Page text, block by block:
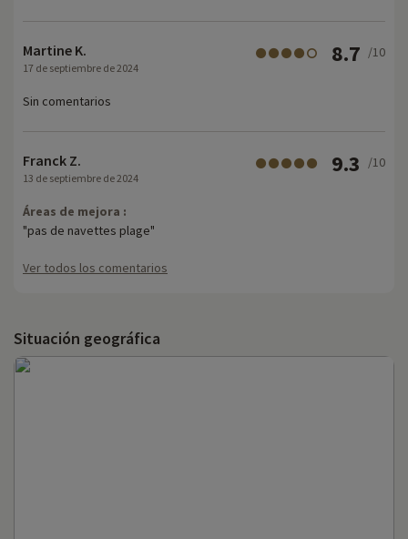
Martine K.
17 de septiembre de 2024
8.7 /10
Sin comentarios
Franck Z.
13 de septiembre de 2024
9.3 /10
Áreas de mejora :
"pas de navettes plage"
Ver todos los comentarios
Situación geográfica